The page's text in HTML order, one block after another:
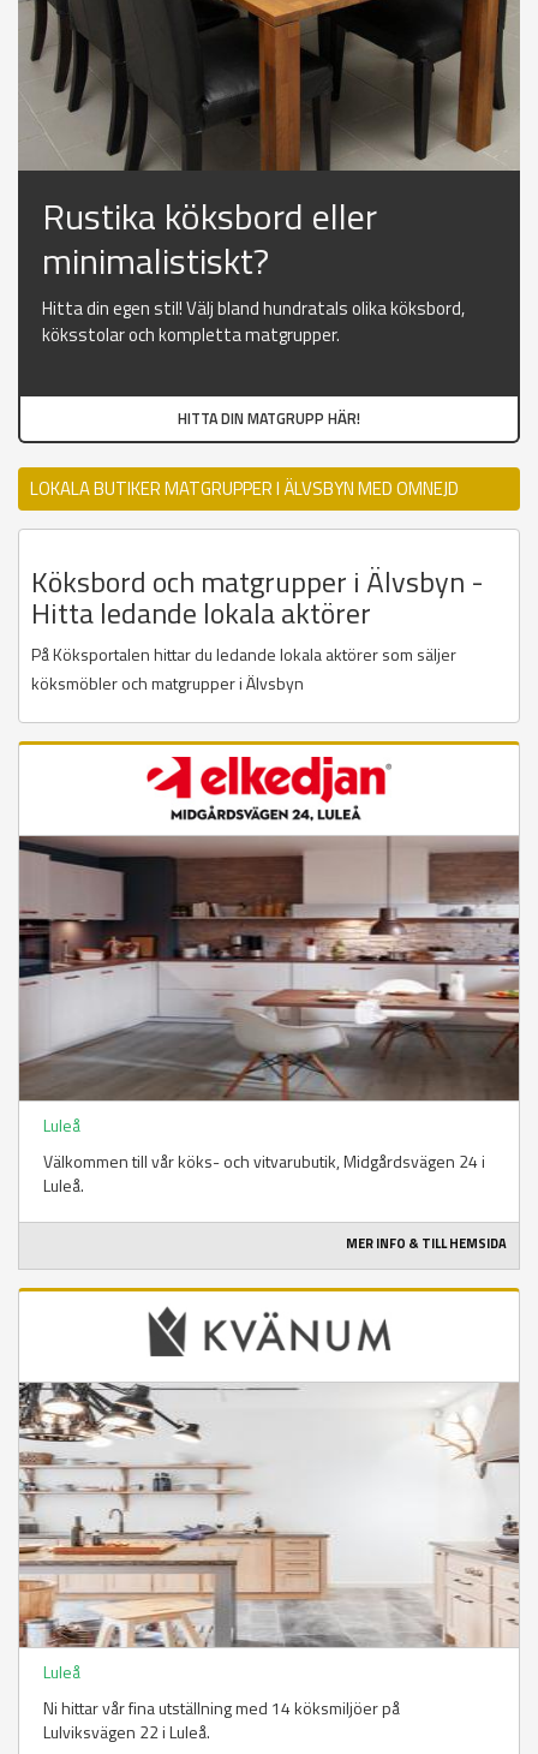
Rustika köksbord eller
minimalistiskt?
Hitta din egen stil! Välj bland hundratals olika köksbord,
köksstolar och kompletta matgrupper.
HITTA DIN MATGRUPP HÄR!
LOKALA BUTIKER MATGRUPPER I ÄLVSBYN MED OMNEJD
Köksbord och matgrupper i Älvsbyn -
Hitta ledande lokala aktörer
På Köksportalen hittar du ledande lokala aktörer som säljer
köksmöbler och matgrupper i Älvsbyn
Luleå
Välkommen till vår köks- och vitvarubutik, Midgårdsvägen 24 i
Luleå.
MER INFO & TILL HEMSIDA
Luleå
Ni hittar vår fina utställning med 14 köksmiljöer på
Lulviksvägen 22 i Luleå.